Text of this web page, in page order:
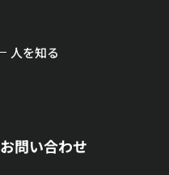
人を知る
お問い合わせ